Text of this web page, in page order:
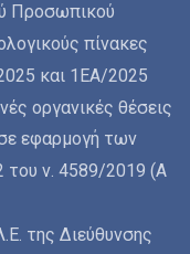
Προσωπικού
πίνακες
και 1ΕΑ/2025
οργανικές θέσεις
εφαρμογή των
του ν. 4589/2019 (Α
της Διεύθυνσης